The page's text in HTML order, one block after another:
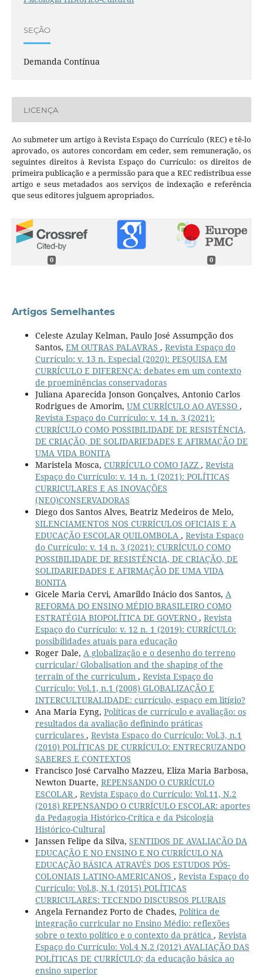
SEÇÃO
Demanda Contínua
LICENÇA
Ao submeter um artigo à Revista Espaço do Currículo (REC) e tê-lo
aprovado, os autores concordam em ceder, sem remuneração, os
seguintes direitos à Revista Espaço do Currículo: os direitos de
primeira publicação e a permissão para que a REC redistribua esse
artigo e seus metadados aos serviços de indexação e referência
que seus editores julguem apropriados.
0 0
Artigos Semelhantes
Celeste Azulay Kelman, Paulo José Assumpção dos
Santos, EM OUTRAS PALAVRAS , Revista Espaço do
Currículo: v. 13 n. Especial (2020): PESQUISA EM
CURRÍCULO E DIFERENÇA: debates em um contexto
de proeminências conservadoras
Juliana Aparecida Jonson Gonçalves, Antonio Carlos
Rodrigues de Amorim, UM CURRÍCULO AO AVESSO ,
Revista Espaço do Currículo: v. 14 n. 3 (2021):
CURRÍCULO COMO POSSIBILIDADE DE RESISTÊNCIA,
DE CRIAÇÃO, DE SOLIDARIEDADES E AFIRMAÇÃO DE
UMA VIDA BONITA
Maristela Mosca, CURRÍCULO COMO JAZZ , Revista
Espaço do Currículo: v. 14 n. 1 (2021): POLÍTICAS
CURRICULARES E AS INOVAÇÕES
(NEO)CONSERVADORAS
Diego dos Santos Alves, Beatriz Medeiros de Melo,
SILENCIAMENTOS NOS CURRÍCULOS OFICIAIS E A
EDUCAÇÃO ESCOLAR QUILOMBOLA , Revista Espaço
do Currículo: v. 14 n. 3 (2021): CURRÍCULO COMO
POSSIBILIDADE DE RESISTÊNCIA, DE CRIAÇÃO, DE
SOLIDARIEDADES E AFIRMAÇÃO DE UMA VIDA
BONITA
Gicele Maria Cervi, Amarildo Inácio dos Santos, A
REFORMA DO ENSINO MÉDIO BRASILEIRO COMO
ESTRATÉGIA BIOPOLÍTICA DE GOVERNO , Revista
Espaço do Currículo: v. 12 n. 1 (2019): CURRÍCULO:
possibilidades atuais para educação
Roger Dale, A globalização e o desenho do terreno
curricular/ Globalisation and the shaping of the
terrain of the curriculum , Revista Espaço do
Currículo: Vol.1, n.1 (2008) GLOBALIZAÇÃO E
INTERCULTURALIDADE: currículo, espaço em litígio?
Ana Maria Eyng, Políticas de currículo e avaliação: os
resultados da avaliação definindo práticas
curriculares , Revista Espaço do Currículo: Vol.3, n.1
(2010) POLÍTICAS DE CURRÍCULO: ENTRECRUZANDO
SABERES E CONTEXTOS
Francisco José Carvalho Mazzeu, Eliza Maria Barbosa,
Newton Duarte, REPENSANDO O CURRÍCULO
ESCOLAR, Revista Espaço do Currículo: Vol.11, N.2
(2018) REPENSANDO O CURRÍCULO ESCOLAR: aportes
da Pedagogia Histórico-Crítica e da Psicologia
Histórico-Cultural
Janssen Felipe da Silva, SENTIDOS DE AVALIAÇÃO DA
EDUCAÇÃO E NO ENSINO E NO CURRÍCULO NA
EDUCAÇÃO BÁSICA ATRAVÉS DOS ESTUDOS PÓS-
COLONIAIS LATINO-AMERICANOS , Revista Espaço do
Currículo: Vol.8, N.1 (2015) POLÍTICAS
CURRICULARES: TECENDO DISCURSOS PLURAIS
Angela Fernandez Porto de Chades, Política de
integração curricular no Ensino Médio: reflexões
sobre o texto político e o contexto da prática , Revista
Espaço do Currículo: Vol.4 N.2 (2012) AVALIAÇÃO DAS
POLÍTICAS DE CURRÍCULO; da educação básica ao
ensino superior